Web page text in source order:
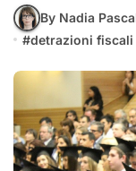
By Nadia
#detrazioni fiscali